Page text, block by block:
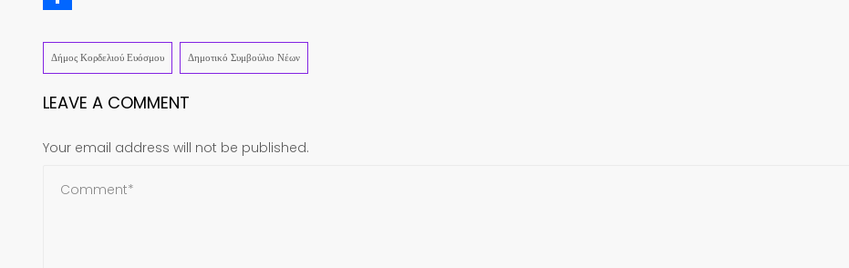
Δήμος Κορδελιού Ευόσμου Δημοτικό Συμβούλιο Νέων
LEAVE A COMMENT
Your email address will not be published.